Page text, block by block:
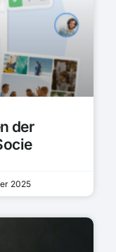
der
2025